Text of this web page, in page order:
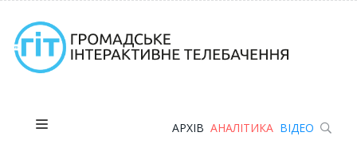
АРХІВ АНАЛІТИКА ВІДЕО